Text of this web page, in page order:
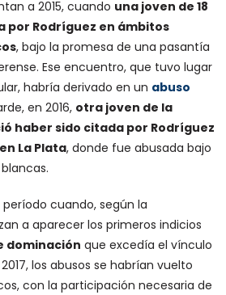
a 2015, cuando una joven de 18
por Rodríguez en ámbitos
, bajo la promesa de una pasantía
Ese encuentro, que tuvo lugar
habría derivado en un abuso
en 2016, otra joven de la
haber sido citada por Rodríguez
La Plata, donde fue abusada bajo
cuando, según la
a aparecer los primeros indicios
dominación que excedía el vínculo
los abusos se habrían vuelto
con la participación necesaria de